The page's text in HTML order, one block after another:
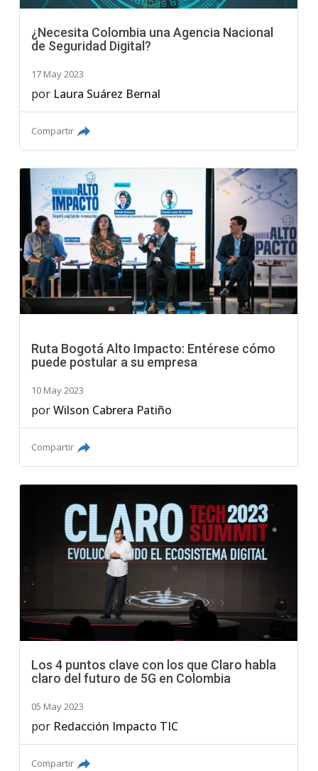
¿Necesita Colombia una Agencia Nacional
de Seguridad Digital?
17 May 2023
por Laura Suárez Bernal
Compartir
Ruta Bogotá Alto Impacto: Entérese cómo
puede postular a su empresa
10 May 2023
porWilson Cabrera Patiño
Compartir
Los 4 puntos clave con los que Claro habla
claro del futuro de 5G en Colombia
05 May 2023
por Redacción Impacto TIC
Compartir